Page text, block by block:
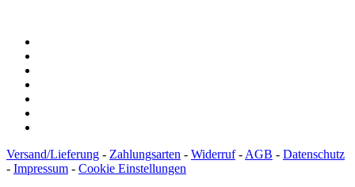
Versand/Lieferung - Zahlungsarten - Widerruf- AGB - Datenschutz
- Impressum - Cookie Einstellungen